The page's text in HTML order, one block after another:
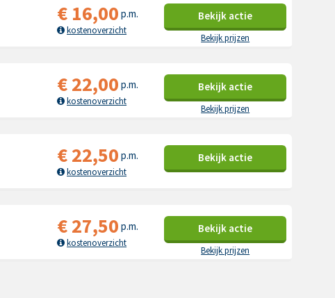
€ 16,00 p.m.
kostenoverzicht
Bekijk actie
Bekijk prijzen
€22,00 p.m.
kostenoverzicht
Bekijk actie
Bekijk prijzen
€22,50 p.m.
kostenoverzicht
Bekijk actie
€27,50 p.m.
kostenoverzicht
Bekijk actie
Bekijk prijzen